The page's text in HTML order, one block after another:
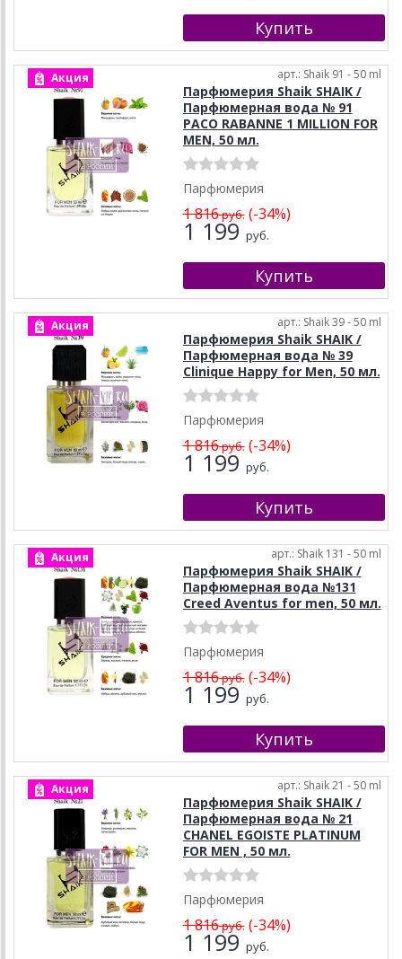
Акция арт.: Shaik 91 - 50 ml
Парфюмерия Shaik SHAIK /
Парфюмерная вода № 91
PACO RABANNE 1 MILLION FOR
MEN, 50 мл.
Парфюмерия
1 816руб.(-34%)
1 199 руб.
Акция арт.: Shaik 39 - 50 ml
Парфюмерия Shaik SHAIK /
Парфюмерная вода № 39
Clinique Happy for Men, 50 мл.
Парфюмерия
1 816руб.(-34%)
1 199 руб.
Акция арт.: Shaik 131 - 50 ml
Парфюмерия Shaik SHAIK /
Парфюмерная вода №131
Creed Aventus for men, 50 мл.
Парфюмерия
1 816руб.(-34%)
1 199 руб.
Акция арт.: Shaik 21 - 50 ml
Парфюмерия Shaik SHAIK /
Парфюмерная вода № 21
CHANEL EGOISTE PLATINUM
FOR MEN , 50 мл.
Парфюмерия
1 816руб.(-34%)
1 199 руб.